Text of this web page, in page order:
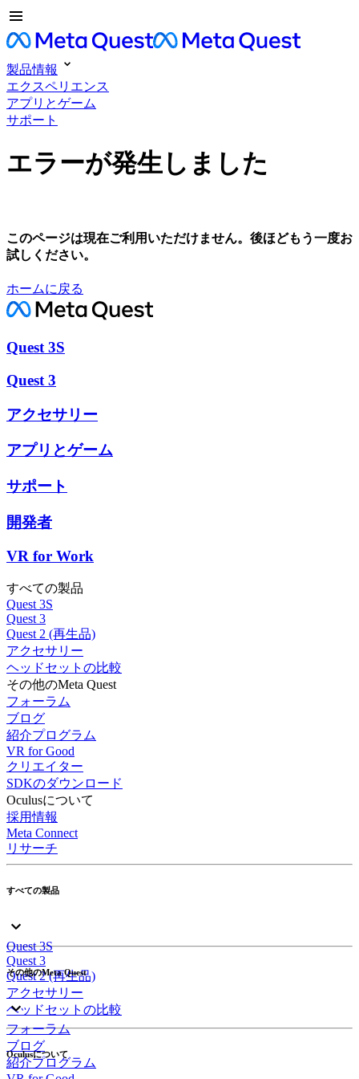
製品情報
エクスペリエンス
アプリとゲーム
サポート
エラーが発生しました
このページは現在ご利用いただけません。後ほどもう一度お
試しください。
ホームに戻る
Quest 3S
Quest 3
アクセサリー
アプリとゲーム
サポート
開発者
VR for Work
すべての製品
Quest 3S
Quest 3
Quest 2 (再生品)
アクセサリー
ヘッドセットの比較
その他のMeta Quest
フォーラム
ブログ
紹介プログラム
VR for Good
クリエイター
SDKのダウンロード
Oculusについて
採用情報
Meta Connect
リサーチ
すべての製品
Quest 3S
Quest 3
Quest 2 (再生品)
アクセサリー
ヘッドセットの比較
その他のMeta Quest
フォーラム
ブログ
紹介プログラム
Oculusについて